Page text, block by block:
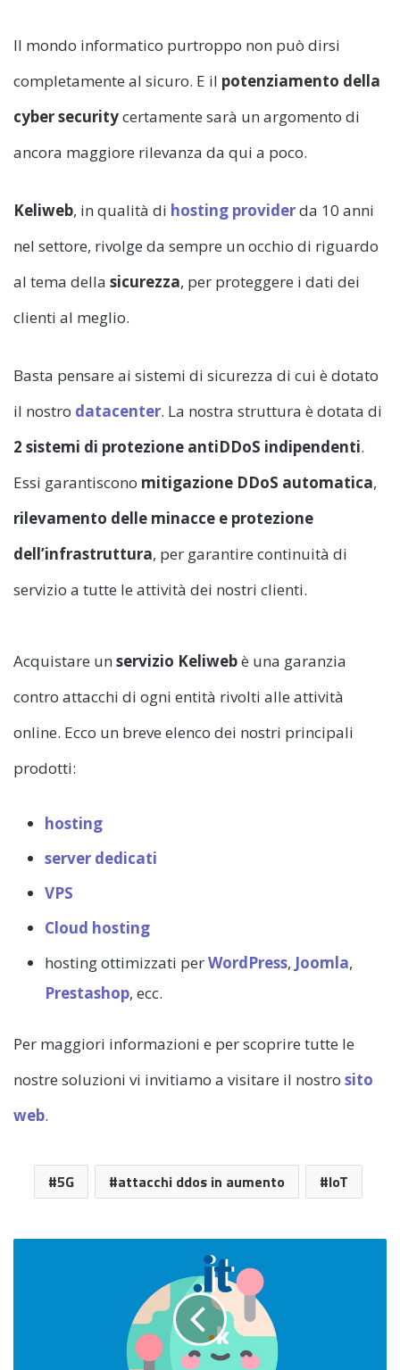
Il mondo informatico purtroppo non può dirsi
completamente al sicuro. E il potenziamento della
cyber securitycertamente sarà un argomento di
ancora maggiore rilevanza da qui a poco.
Keliweb, in qualità di hosting providerda 10 anni
nel settore, rivolge da sempre un occhio di riguardo
al tema della sicurezza, per proteggere i dati dei
clienti al meglio.
Basta pensare ai sistemi di sicurezza di cui è dotato
il nostro datacenter. La nostra struttura è dotata di
2 sistemi di protezione antiDDoS indipendenti.
Essi garantiscono mitigazione DDoS automatica,
rilevamento delle minacce e protezione
dell’infrastruttura, per garantire continuità di
servizio a tutte le attività dei nostri clienti.
Acquistare un servizio Keliwebè una garanzia
contro attacchi di ogni entità rivolti alle attività
online. Ecco un breve elenco dei nostri principali
prodotti:
hosting
server dedicati
VPS
Cloud hosting
hosting ottimizzati perWordPress, Joomla,
Prestashop, ecc.
Per maggiori informazioni e per scoprire tutte le
nostre soluzioni vi invitiamo a visitare il nostro sito
web.
5G attacchi ddos in aumento IoT